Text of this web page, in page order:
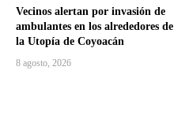
Vecinos alertan por invasión de
ambulantes en los alrededores de
la Utopía de Coyoacán
8 agosto, 2026